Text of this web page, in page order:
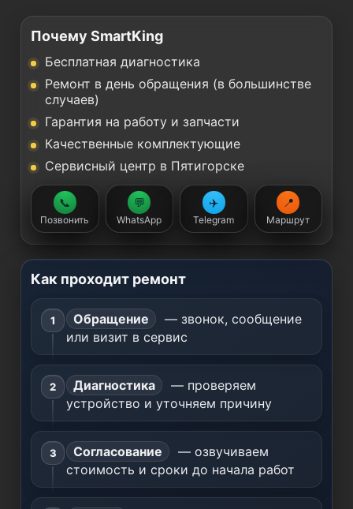
Почему SmartKing
Бесплатная диагностика
Ремонт в день обращения (в большинстве
случаев)
Гарантия на работу и запчасти
Качественные комплектующие
Сервисный центр в Пятигорске
📞
Позвонить
💬
WhatsApp
✈️
Telegram
📍
Маршрут
Как проходит ремонт
Обращение
— звонок, сообщение
или визит в сервис
Диагностика
— проверяем
устройство и уточняем причину
Согласование
— озвучиваем
стоимость и сроки до начала работ